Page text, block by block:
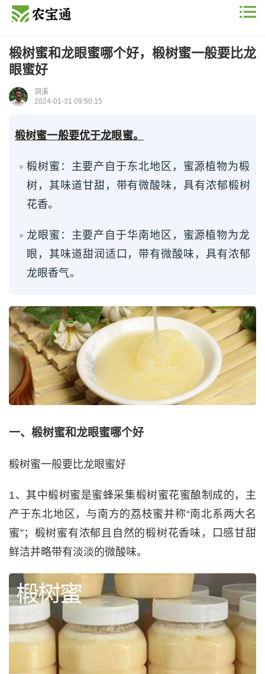
椴树蜜和龙眼蜜哪个好，椴树蜜一般要比龙
眼蜜好
洞溪
2024-01-31 09:50:15
椴树蜜一般要优于龙眼蜜。
椴树蜜：主要产自于东北地区，蜜源植物为椴
树，其味道甘甜，带有微酸味，具有浓郁椴树
花香。
龙眼蜜：主要产自于华南地区，蜜源植物为龙
眼，其味道甜润适口，带有微酸味，具有浓郁
龙眼香气。
一、椴树蜜和龙眼蜜哪个好
椴树蜜一般要比龙眼蜜好
1、其中椴树蜜是蜜蜂采集椴树蜜花蜜酿制成的，主
产于东北地区，与南方的荔枝蜜并称“南北系两大名
蜜”；椴树蜜有浓郁且自然的椴树花香味，口感甘甜
鲜洁并略带有淡淡的微酸味。